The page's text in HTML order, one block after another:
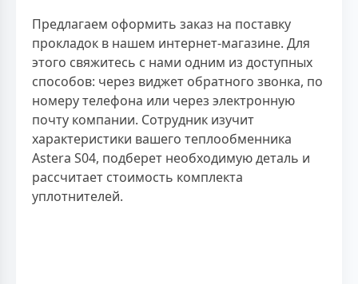
Предлагаем оформить заказ на поставку
прокладок в нашем интернет-магазине. Для
этого свяжитесь с нами одним из доступных
способов: через виджет обратного звонка, по
номеру телефона или через электронную
почту компании. Сотрудник изучит
характеристики вашего теплообменника
Astera S04, подберет необходимую деталь и
рассчитает стоимость комплекта
уплотнителей.